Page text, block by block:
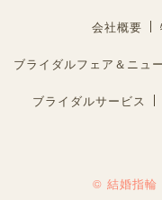
会社概要
ブライダルフェア＆ニュ
ブライダルサービス
© 結婚指輪